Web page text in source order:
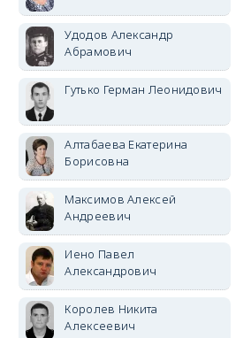
Удодов Александр
Абрамович
Гутько Герман Леонидович
Алтабаева Екатерина
Борисовна
Максимов Алексей
Андреевич
Иено Павел
Александрович
Королев Никита
Алексеевич